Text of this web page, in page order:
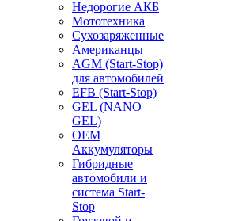
Недорогие АКБ
Мототехника
Сухозаряженные
Американцы
AGM (Start-Stop)
для автомобилей
EFB (Start-Stop)
GEL (NANO
GEL)
OEM
Аккумуляторы
Гибридные
автомобили и
система Start-
Stop